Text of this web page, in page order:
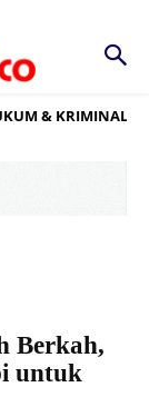
& KRIMINAL
Berkah,
untuk